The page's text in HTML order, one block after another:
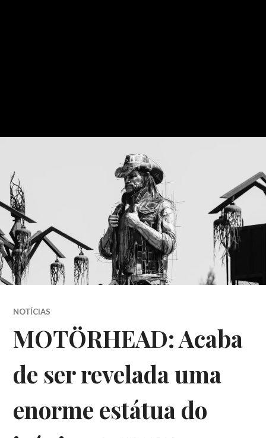
NOTÍCIAS
MOTÖRHEAD: Acaba
de ser revelada uma
enorme estátua do